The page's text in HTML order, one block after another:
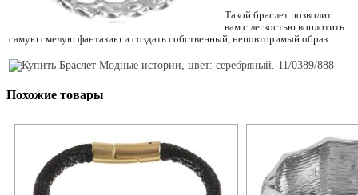
Такой браслет позволит
вам с легкостью воплотить
самую смелую фантазию и создать собственный, неповторимый образ.
Похожие товары